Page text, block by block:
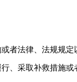
法律、法规规定
、采取补救措施